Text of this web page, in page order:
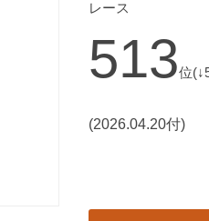
レース
513位
(2026.04.20付)